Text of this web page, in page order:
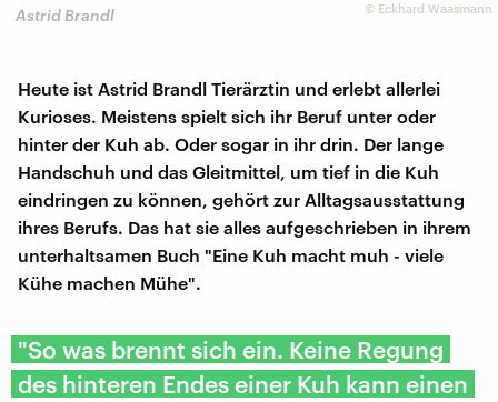
© Eckhard Waasmann
Astrid Brandl
Heute ist Astrid Brandl Tierärztin und erlebt allerlei
Kurioses. Meistens spielt sich ihr Beruf unter oder
hinter der Kuh ab. Oder sogar in ihr drin. Der lange
Handschuh und das Gleitmittel, um tief in die Kuh
eindringen zu können, gehört zur Alltagsausstattung
ihres Berufs. Das hat sie alles aufgeschrieben in ihrem
unterhaltsamen Buch "Eine Kuh macht muh - viele
Kühe machen Mühe".
"So was brennt sich ein. Keine Regung
des hinteren Endes einer Kuh kann einen